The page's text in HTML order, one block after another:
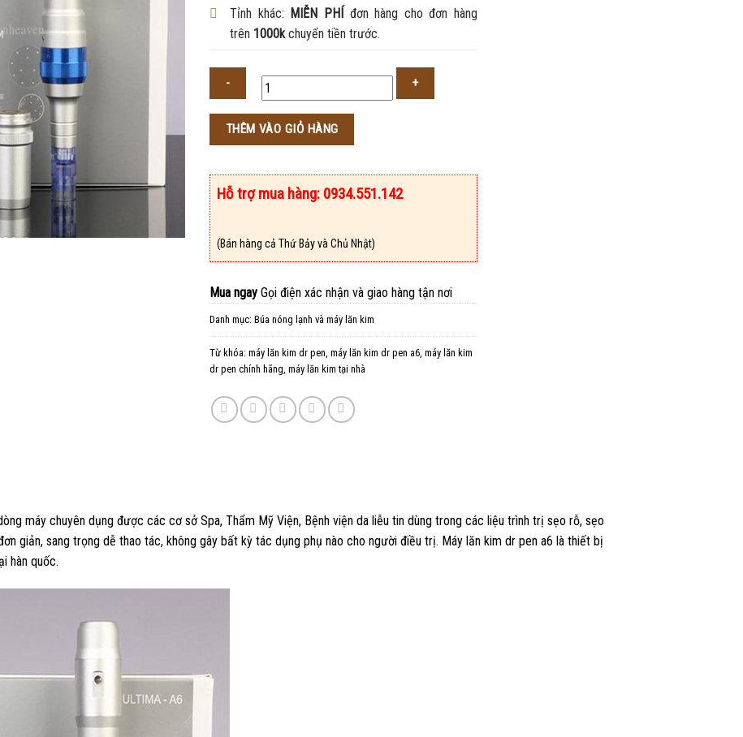
Tỉnh khác: MIỄN PHÍđơn hàng cho đơn hàng
trên 1000k chuyển tiền trước.
THÊM VÀO GIỎ HÀNG
Hỗ trợ mua hàng: 0934.551.142
(Bán hàng cả Thứ Bảy và Chủ Nhật)
Mua ngay Gọi điện xác nhận và giao hàng tận nơi
Danh mục: Búa nóng lạnh và máy lăn kim
Từ khóa: máy lăn kim dr pen, máy lăn kim dr pen a6, máy lăn kim
dr pen chính hãng, máy lăn kim tại nhà
máy chuyên dụng được các cơ sở Spa, Thẩm Mỹ Viện, Bệnh viện da liễu tin dùng trong các liệu trình trị sẹo rỗ, sẹo
giản, sang trọng dễ thao tác, không gây bất kỳ tác dụng phụ nào cho người điều trị. Máy lăn kim dr pen a6 là thiết bị
hàn quốc.